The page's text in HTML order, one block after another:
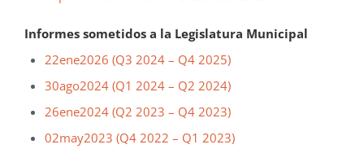
Informes sometidos a la Legislatura Municipal
22ene2026 (Q3 2024 – Q4 2025)
30ago2024 (Q1 2024 – Q2 2024)
26ene2024 (Q2 2023 – Q4 2023)
02may2023 (Q4 2022 – Q1 2023)